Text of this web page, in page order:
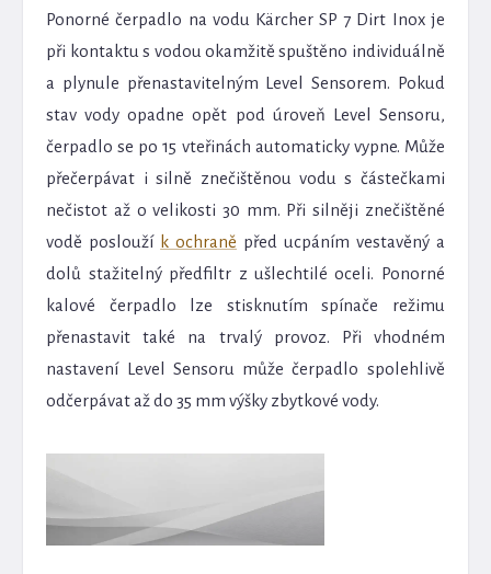
Ponorné čerpadlo na vodu Kärcher SP 7 Dirt Inox je
při kontaktu s vodou okamžitě spuštěno individuálně
a plynule přenastavitelným Level Sensorem. Pokud
stav vody opadne opět pod úroveň Level Sensoru,
čerpadlo se po 15 vteřinách automaticky vypne. Může
přečerpávat i silně znečištěnou vodu s částečkami
nečistot až o velikosti 30 mm. Při silněji znečištěné
vodě poslouží k ochraně před ucpáním vestavěný a
dolů stažitelný předfiltr z ušlechtilé oceli. Ponorné
kalové čerpadlo lze stisknutím spínače režimu
přenastavit také na trvalý provoz. Při vhodném
nastavení Level Sensoru může čerpadlo spolehlivě
odčerpávat až do 35 mm výšky zbytkové vody.